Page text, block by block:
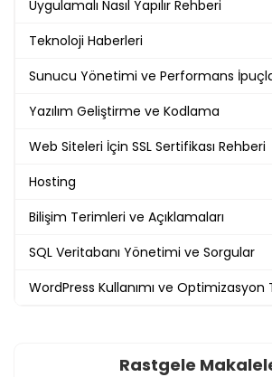
Uygulamalı Nasıl Yapılır Rehberi
Teknoloji Haberleri
Sunucu Yönetimi ve Performans
Yazılım Geliştirme ve Kodlama
Web Siteleri İçin SSL Sertifikası Rehberi
Hosting
Bilişim Terimleri ve Açıklamaları
SQL Veritabanı Yönetimi ve Sorgular
WordPress Kullanımı ve Optimizasyon
Rastgele